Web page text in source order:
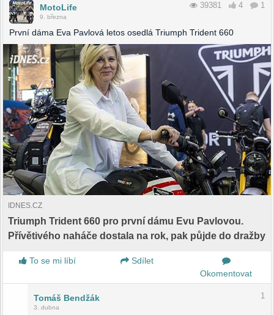
MotoLife
9. března
39381 4 1
První dáma Eva Pavlová letos osedlá Triumph Trident 660
IDNES.CZ
Triumph Trident 660 pro první dámu Evu Pavlovou.
Přívětivého naháče dostala na rok, pak půjde do dražby
To se mi líbí
Sdílet
Okomentovat
Tomáš Bendžák
3. dubna
1